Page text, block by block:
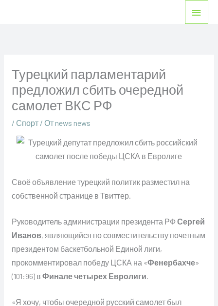
Турецкий парламентарий
предложил сбить очередной
самолет ВКС РФ
/ Спорт/ От news news
Своё объявление турецкий политик разместил на
собственной странице в Твиттер.
Руководитель администрации президента РФСергей
Иванов, являющийся по совместительству почетным
президентом баскетбольной Единой лиги,
прокомментировал победу ЦСКА на «Фенербахче»
(101:96) в Финале четырех Евролиги.
«Я хочу, чтобы очередной русский самолет был